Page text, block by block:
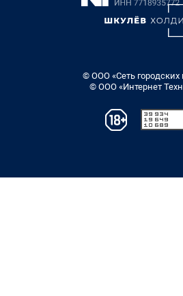
© ООО «Сеть городских
© ООО «Интернет